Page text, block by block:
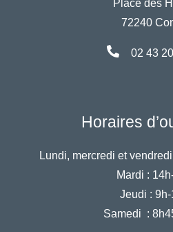
Place des
72240
02 43
Horaires
Lundi, mercredi et vendredi
Mardi :
Jeudi : 9h-
Samedi :